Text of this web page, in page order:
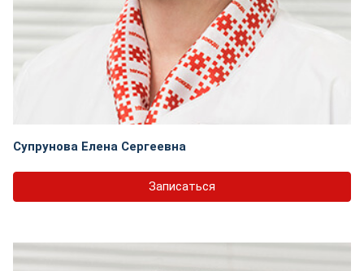
Супрунова Елена Сергеевна
Записаться